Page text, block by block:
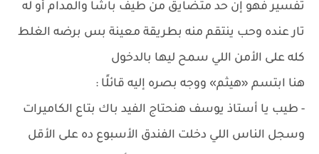
تفسير فهو إن حد متضايق من طيف باشا والمدام أو له
تار عنده وحب ينتقم منه بطريقة معينة بس برضه الغلط
كله على الأمن اللي سمح ليها بالدخول
هنا ابتسم «هيثم» ووجه بصره إليه قائلًا :
- طيب يا أستاذ يوسف هنحتاج الفيد باك بتاع الكاميرات
وسجل الناس اللي دخلت الفندق الأسبوع ده على الأقل